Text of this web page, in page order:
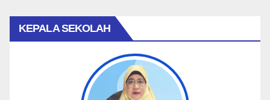
KEPALA SEKOLAH